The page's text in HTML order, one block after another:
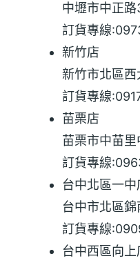
中壢市中正路
訂貨專線
新竹店
新竹市北區
訂貨專線
苗栗店
苗栗市中苗
訂貨專線
台中北區一中
台中市北區
訂貨專線
台中西區向上